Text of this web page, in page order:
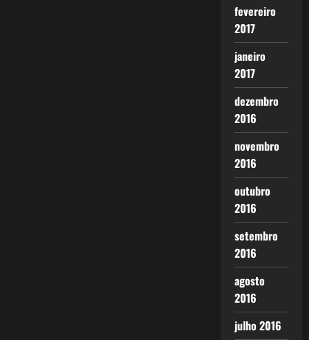
fevereiro
2017
janeiro
2017
dezembro
2016
novembro
2016
outubro
2016
setembro
2016
agosto
2016
julho 2016